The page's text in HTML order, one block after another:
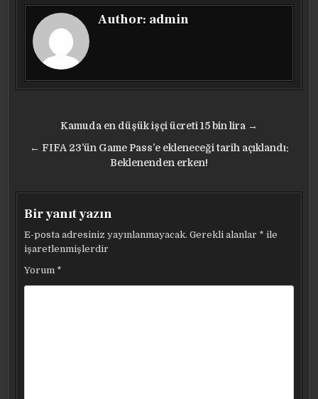
Author: admin
gezinmesi
Kamuda en düşük işçi ücreti 15 bin lira →
← FIFA 23’ün Game Pass’e ekleneceği tarih açıklandı:
Beklenenden erken!
Bir yanıt yazın
E-posta adresiniz yayınlanmayacak. Gerekli alanlar * ile
işaretlenmişlerdir
Yorum *